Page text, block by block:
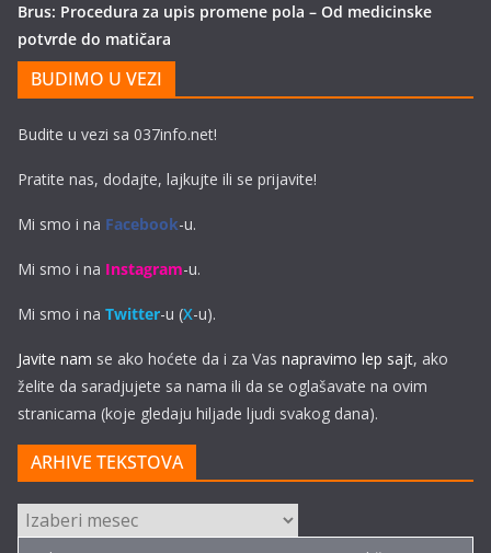
Brus: Procedura za upis promene pola – Od medicinske
potvrde do matičara
BUDIMO U VEZI
Budite u vezi sa 037info.net!
Pratite nas, dodajte, lajkujte ili se prijavite!
Mi smo i na Facebook-u.
Mi smo i na Instagram-u.
Mi smo i na Twitter-u (X-u).
Javite nam se ako hoćete da i za Vas napravimo lep sajt, ako
želite da saradjujete sa nama ili da se oglašavate na ovim
stranicama (koje gledaju hiljade ljudi svakog dana).
ARHIVE TEKSTOVA
ARHIVE
TEKSTOVA